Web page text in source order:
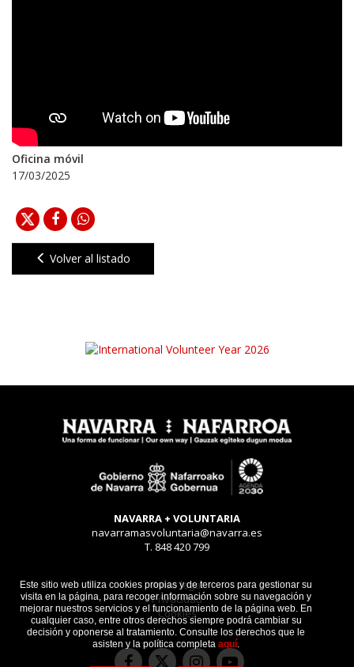
Este sitio web utiliza cookies propias y de terceros para gestionar su
visita en la página, para recoger información sobre su navegación y
mejorar nuestros servicios y el funcionamiento de la página web. En
cualquier caso, entre otros derechos siempre podrá cambiar su
decisión y oponerse al tratamiento. Consulte los derechos que le
asisten y la política completa aquí.
Oficina móvil
17/03/2025
Volver al listado
NAVARRA + VOLUNTARIA
navarramasvoluntaria@navarra.es
T. 848 420 799
Aviso legal
Privacidad
Cookies
Facebook InstagramYoutube